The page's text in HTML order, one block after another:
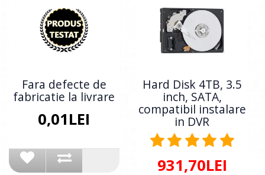
Fara defecte de
fabricatie la livrare
0,01LEI
Hard Disk 4TB, 3.5
inch, SATA,
compatibil instalare
in DVR
931,70LEI